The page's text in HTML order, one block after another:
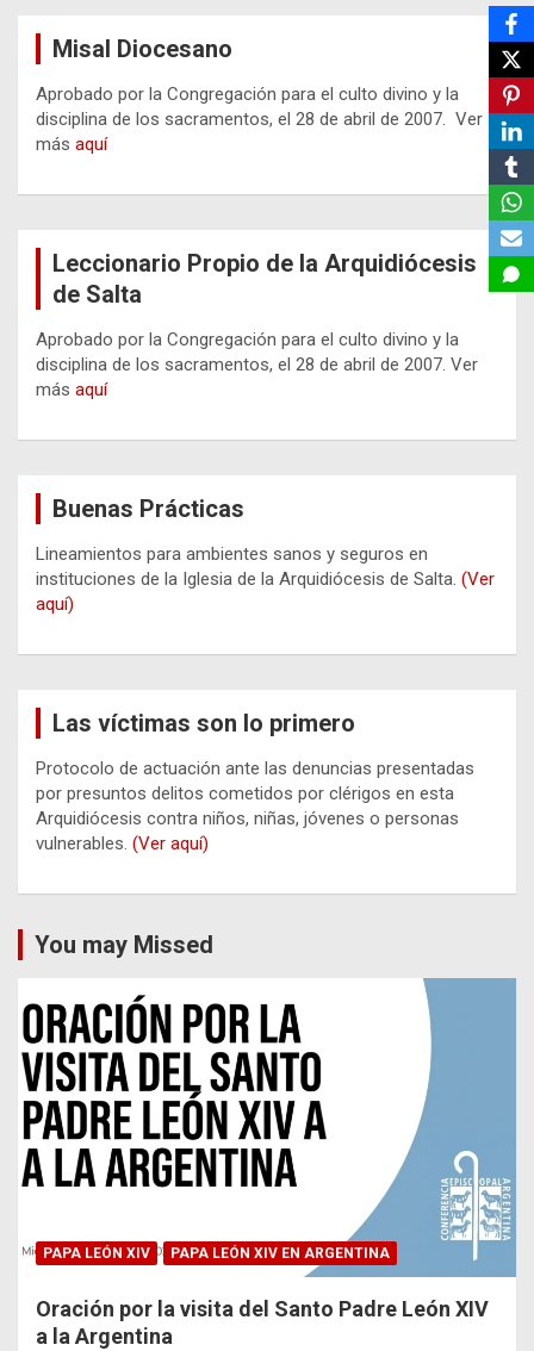
Misal Diocesano
Aprobado por la Congregación para el culto divino y la
disciplina de los sacramentos, el 28 de abril de 2007. Ver
más aquí
Leccionario Propio de la Arquidiócesis
de Salta
Aprobado por la Congregación para el culto divino y la
disciplina de los sacramentos, el 28 de abril de 2007. Ver
más aquí
Buenas Prácticas
Lineamientos para ambientes sanos y seguros en
instituciones de la Iglesia de la Arquidiócesis de Salta. (Ver
aquí)
Las víctimas son lo primero
Protocolo de actuación ante las denuncias presentadas
por presuntos delitos cometidos por clérigos en esta
Arquidiócesis contra niños, niñas, jóvenes o personas
vulnerables. (Ver aquí)
You may Missed
PAPA LEÓN XIV PAPA LEÓN XIV EN ARGENTINA
Oración por la visita del Santo Padre León XIV
a la Argentina